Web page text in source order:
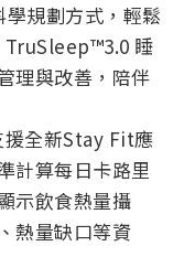
規劃方式，輕鬆
TruSleep™3.0 睡
理與改善，陪伴
全新Stay Fit應
計算每日卡路里
示飲食熱量攝
熱量缺口等資